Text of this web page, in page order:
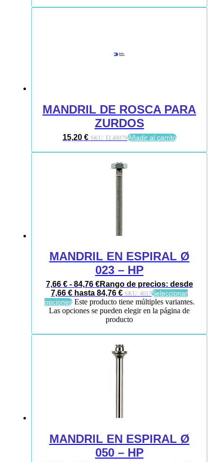
MANDRIL DE ROSCA PARA
ZURDOS
15,20 € SKU: EL4007SAñadir al carrito
MANDRIL EN ESPIRAL Ø
023 – HP
7,66 € - 84,76 €Rango de precios: desde
7,66 € hasta 84,76 € SKU: 4017Seleccionar
opciones Este producto tiene múltiples variantes.
Las opciones se pueden elegir en la página de
producto
MANDRIL EN ESPIRAL Ø
050 – HP